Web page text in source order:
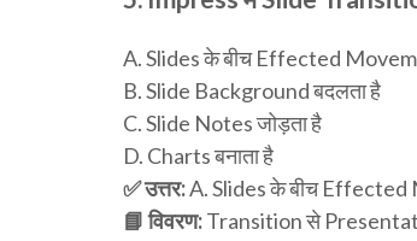
A. Slides के बीच Effected
B. Slide Background बदलता है
C. Slide Notes जोड़ता है
D. Charts बनाता है
✅ उत्तर:A. Slides के बीच Effected
📘 विवरण:Transition से